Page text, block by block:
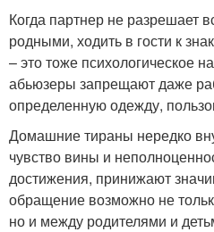
Когда партнер не разрешает
родными, ходить в гости к
– это тоже психологическое
абьюзеры запрещают даже
определенную одежду,
Домашние тираны нередко
чувство вины и
достижения, принижают
обращение возможно не
но и между родителями и